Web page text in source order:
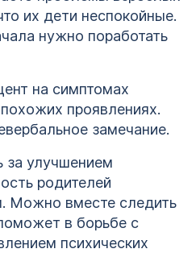
их дети неспокойные.
нужно поработать
на симптомах
проявлениях.
замечание.
улучшением
родителей
Можно вместе следить
в борьбе с
психических